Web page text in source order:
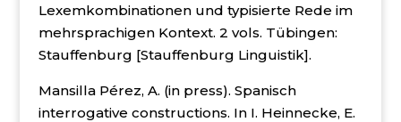
Lexemkombinationen und typisierte Rede im
mehrsprachigen Kontext. 2 vols. Tübingen:
Stauffenburg [Stauffenburg Linguistik].
Mansilla Pérez, A. (in press). Spanisch
interrogative constructions. In I. Heinnecke, E.